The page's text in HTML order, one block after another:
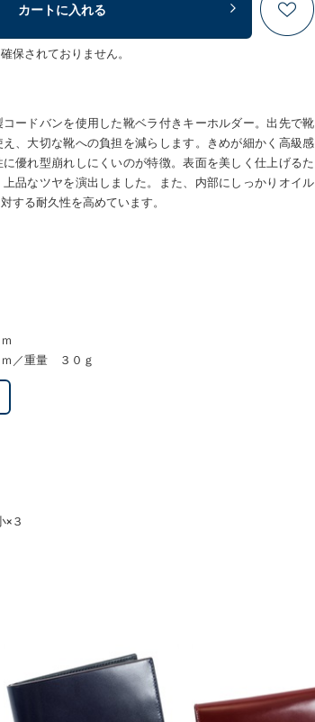
カートに入れる
保されておりません。
ードバンを使用した靴ベラ付きキーホルダー。出先で靴
、大切な靴への負担を減らします。きめが細かく高級感
優れ型崩れしにくいのが特徴。表面を美しく仕上げるた
品なツヤを演出しました。また、内部にしっかりオイル
する耐久性を高めています。
／重量 ３０ｇ
×３